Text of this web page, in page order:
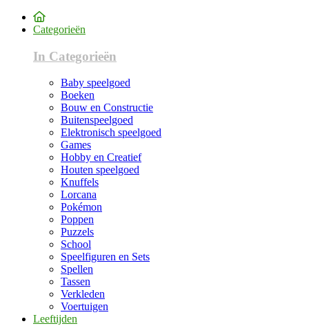
Categorieën
In Categorieën
Baby speelgoed
Boeken
Bouw en Constructie
Buitenspeelgoed
Elektronisch speelgoed
Games
Hobby en Creatief
Houten speelgoed
Knuffels
Lorcana
Pokémon
Poppen
Puzzels
School
Speelfiguren en Sets
Spellen
Tassen
Verkleden
Voertuigen
Leeftijden